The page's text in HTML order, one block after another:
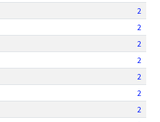
2
2
2
2
2
2
2